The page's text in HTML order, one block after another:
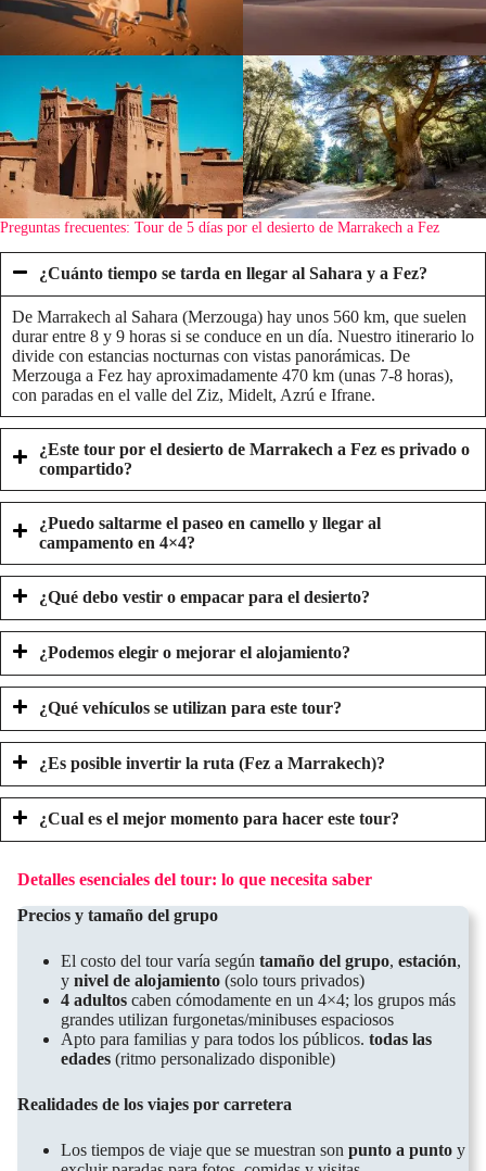
Preguntas frecuentes: Tour de 5 días por el desierto de Marrakech a Fez
¿Cuánto tiempo se tarda en llegar al Sahara y a Fez?
De Marrakech al Sahara (Merzouga) hay unos 560 km, que suelen
durar entre 8 y 9 horas si se conduce en un día. Nuestro itinerario lo
divide con estancias nocturnas con vistas panorámicas. De
Merzouga a Fez hay aproximadamente 470 km (unas 7-8 horas),
con paradas en el valle del Ziz, Midelt, Azrú e Ifrane.
¿Este tour por el desierto de Marrakech a Fez es privado o
compartido?
¿Puedo saltarme el paseo en camello y llegar al
campamento en 4×4?
¿Qué debo vestir o empacar para el desierto?
¿Podemos elegir o mejorar el alojamiento?
¿Qué vehículos se utilizan para este tour?
¿Es posible invertir la ruta (Fez a Marrakech)?
¿Cual es el mejor momento para hacer este tour?
Detalles esenciales del tour: lo que necesita saber
Precios y tamaño del grupo
El costo del tour varía según tamaño del grupo, estación,
y nivel de alojamiento (solo tours privados)
4 adultos caben cómodamente en un 4×4; los grupos más
grandes utilizan furgonetas/minibuses espaciosos
Apto para familias y para todos los públicos. todas las
edades (ritmo personalizado disponible)
Realidades de los viajes por carretera
Los tiempos de viaje que se muestran son punto a punto y